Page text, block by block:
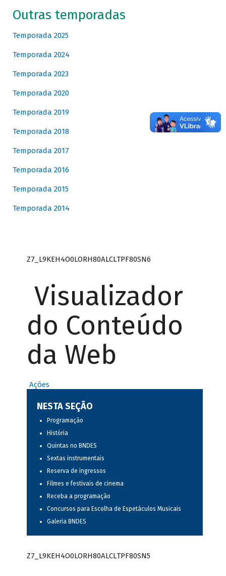
Outras temporadas
Temporada 2025
Temporada 2024
Temporada 2023
Temporada 2020
Temporada 2019
Temporada 2018
Temporada 2017
Temporada 2016
Temporada 2015
Temporada 2014
Z7_L9KEH4O0LORH80ALCLTPF80SN6
Visualizador
do Conteúdo
da Web
Ações
NESTA SEÇÃO
Programação
História
Quintas no BNDES
Sextas instrumentais
Reserva de ingressos
Filmes e festivais de cinema
Receba a programação
Concursos para Escolha de Espetáculos Musicais
Galeria BNDES
Z7_L9KEH4O0LORH80ALCLTPF80SN5